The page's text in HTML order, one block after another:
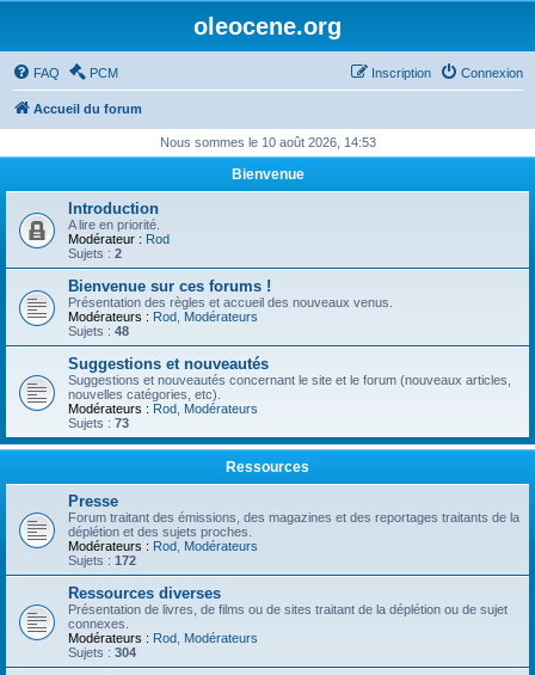
oleocene.org
FAQ PCM Connexion
Inscription
Accueil du forum
Nous sommes le 10 août 2026, 14:53
Bienvenue
Introduction
A lire en priorité.
Modérateur : Rod
Sujets : 2
Bienvenue sur ces forums !
Présentation des règles et accueil des nouveaux venus.
Modérateurs : Rod Modérateurs
Sujets : 48
Suggestions et nouveautés
Suggestions et nouveautés concernant le site et le forum (nouveaux articles,
nouvelles catégories, etc).
Modérateurs : Rod Modérateurs
Sujets : 73
Ressources
Presse
Forum traitant des émissions, des magazines et des reportages traitants de la
déplétion et des sujets proches.
Modérateurs : Rod Modérateurs
Sujets : 172
Ressources diverses
Présentation de livres, de films ou de sites traitant de la déplétion ou de sujet
connexes.
Modérateurs : Rod Modérateurs
Sujets : 304